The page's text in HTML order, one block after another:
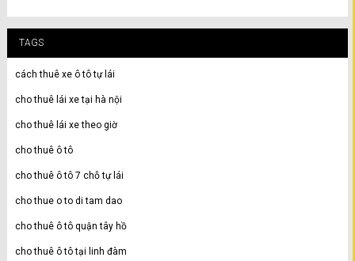
TAGS
cách thuê xe ô tô tự lái
cho thuê lái xe tại hà nội
cho thuê lái xe theo giờ
cho thuê ô tô
cho thuê ô tô 7 chỗ tự lái
cho thue o to di tam dao
cho thuê ô tô quận tây hồ
cho thuê ô tô tại linh đàm